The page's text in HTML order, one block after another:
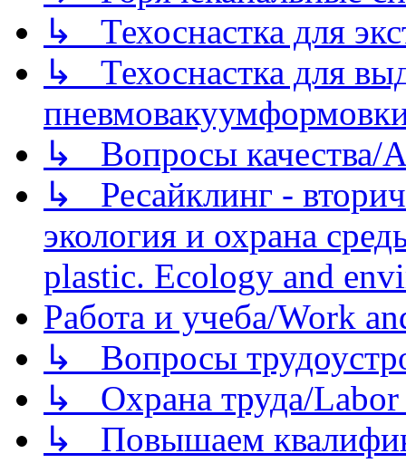
↳ Техоснастка для
↳ Техоснастка для
↳ Вопросы качества/
↳ Ресайклинг -
экология и охрана
plastic. Ecology and
Работа и учеба/Work
↳ Вопросы
↳ Охрана труда/Labor
↳ Повышаем